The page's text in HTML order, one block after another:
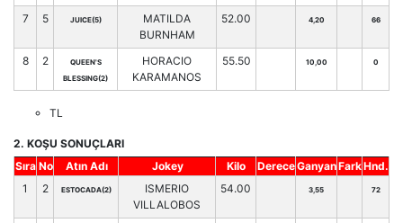
7 5 JUICE(5)
MATILDA
BURNHAM
52.00 4,20 66
8 2
QUEEN'S
BLESSING(2)
HORACIO
KARAMANOS
55.50 10,00 0
TL
2. KOŞU SONUÇLARI
Sıra No Atın Adı Jokey Kilo DereceGanyanFarkHnd.
1
2 ESTOCADA(2)
ISMERIO
VILLALOBOS
54.00 3,55 72